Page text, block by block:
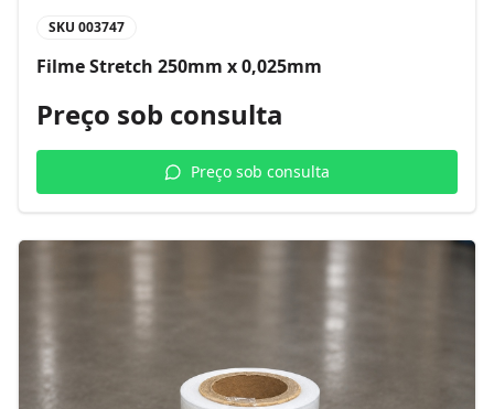
SKU 003747
Filme Stretch 250mm x 0,025mm
Preço sob consulta
Preço sob consulta